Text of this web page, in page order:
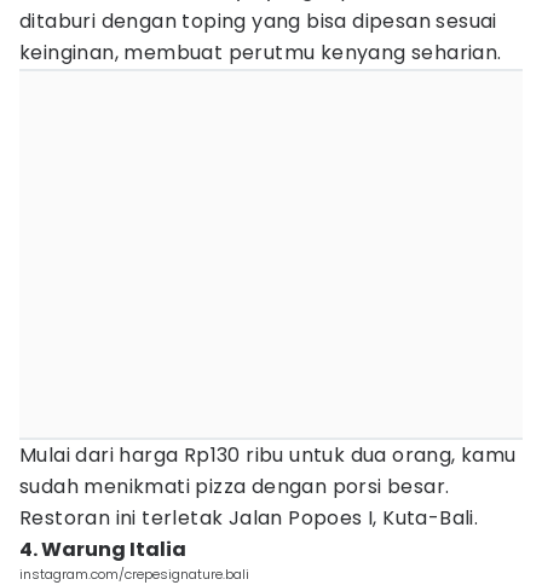
ditaburi dengan toping yang bisa dipesan sesuai
keinginan, membuat perutmu kenyang seharian.
Mulai dari harga Rp130 ribu untuk dua orang, kamu
sudah menikmati pizza dengan porsi besar.
Restoran ini terletak Jalan Popoes I, Kuta-Bali.
4. Warung Italia
instagram.com/crepesignature.bali